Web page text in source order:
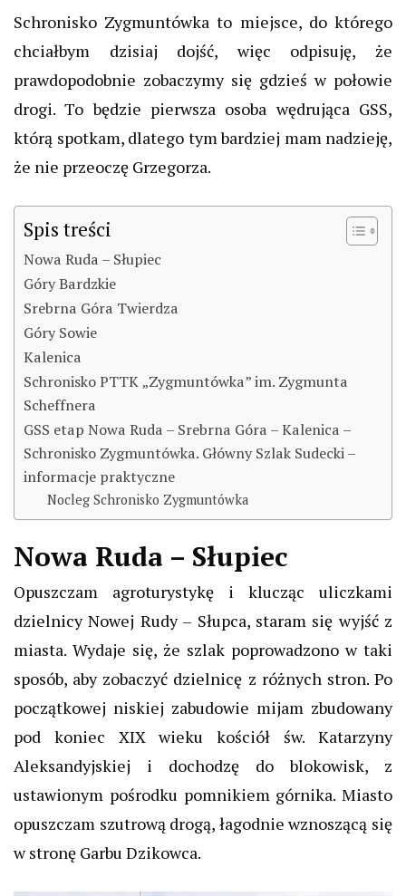
Schronisko Zygmuntówka to miejsce, do którego
chciałbym dzisiaj dojść, więc odpisuję, że
prawdopodobnie zobaczymy się gdzieś w połowie
drogi. To będzie pierwsza osoba wędrująca GSS,
którą spotkam, dlatego tym bardziej mam nadzieję,
że nie przeoczę Grzegorza.
Spis treści
Nowa Ruda – Słupiec
Góry Bardzkie
Srebrna Góra Twierdza
Góry Sowie
Kalenica
Schronisko PTTK „Zygmuntówka” im. Zygmunta
Scheffnera
GSS etap Nowa Ruda – Srebrna Góra – Kalenica –
Schronisko Zygmuntówka. Główny Szlak Sudecki –
informacje praktyczne
Nocleg Schronisko Zygmuntówka
Nowa Ruda – Słupiec
Opuszczam agroturystykę i klucząc uliczkami
dzielnicy Nowej Rudy – Słupca, staram się wyjść z
miasta. Wydaje się, że szlak poprowadzono w taki
sposób, aby zobaczyć dzielnicę z różnych stron. Po
początkowej niskiej zabudowie mijam zbudowany
pod koniec XIX wieku kościół św. Katarzyny
Aleksandyjskiej i dochodzę do blokowisk, z
ustawionym pośrodku pomnikiem górnika. Miasto
opuszczam szutrową drogą, łagodnie wznoszącą się
w stronę Garbu Dzikowca.